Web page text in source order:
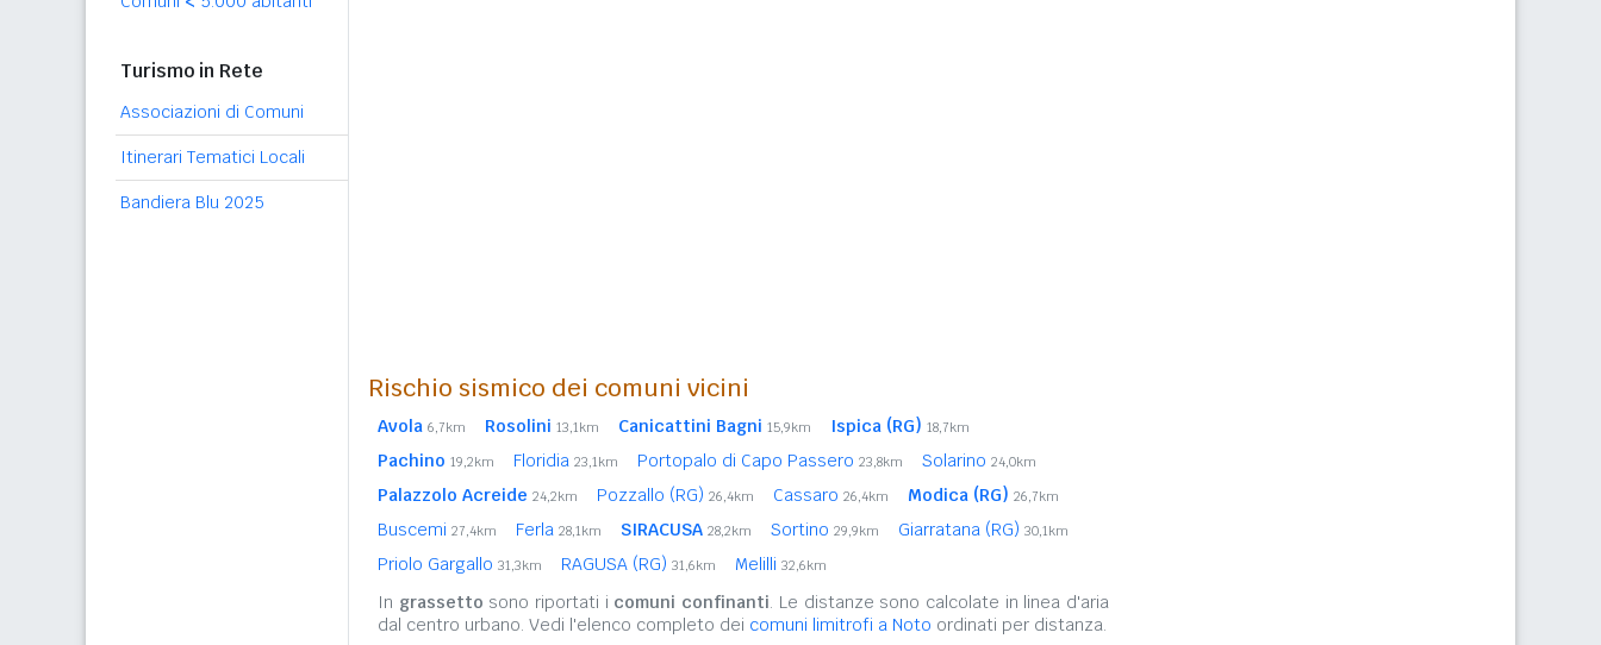
Turismo in Rete
Associazioni di Comuni
Itinerari Tematici Locali
Bandiera Blu 2025
Rischio sismico dei comuni vicini
Avola 6,7km Rosolini 13,1km Canicattini Bagni 15,9km Ispica (RG) 18,7km
Pachino 19,2km Floridia 23,1km Portopalo di Capo Passero 23,8km Solarino 24,0km
Palazzolo Acreide 24,2km Pozzallo (RG) 26,4km Cassaro 26,4km Modica (RG) 26,7km
Buscemi 27,4km Ferla 28,1km SIRACUSA 28,2km Sortino 29,9km Giarratana (RG) 30,1km
Priolo Gargallo 31,3km RAGUSA (RG) 31,6km Melilli 32,6km
In grassetto sono riportati i comuni confinanti. Le distanze sono calcolate in linea d'aria
dal centro urbano. Vedi l'elenco completo dei comuni limitrofi a Noto ordinati per distanza.